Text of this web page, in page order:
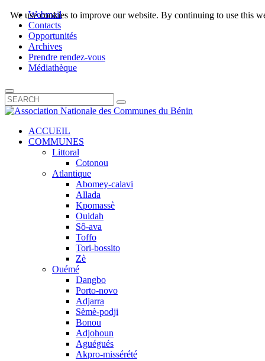
Webmail
Contacts
Opportunités
Archives
Prendre rendez-vous
Médiathèque
ACCUEIL
COMMUNES
Littoral
Cotonou
Atlantique
Abomey-calavi
Allada
Kpomassè
Ouidah
Sô-ava
Toffo
Tori-bossito
Zè
Ouémé
Dangbo
Porto-novo
Adjarra
Sèmè-podji
Bonou
Adjohoun
Aguégués
Akpro-missérété
We use cookies to improve our website. By continuing to use this